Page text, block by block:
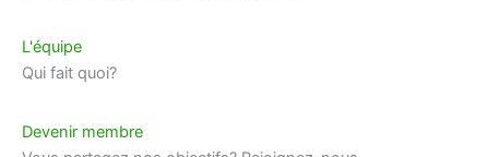
L'équipe
Qui fait quoi?
Devenir membre